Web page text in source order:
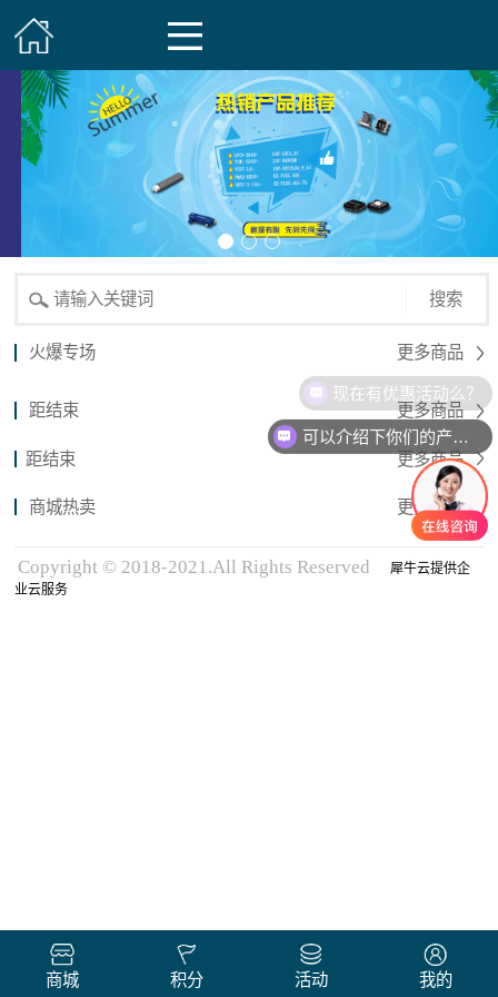
搜索
火爆专场 更多商品
距结束 更多商品
距结束 更多商品
商城热卖 更多商品
Copyright © 2018-2021.All Rights Reserved
犀牛云提供企
业云服务
商城 积分 活动 我的
现在有优惠活动么？